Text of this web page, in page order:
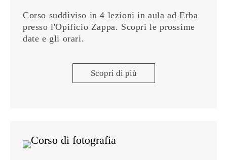
Corso suddiviso in 4 lezioni in aula ad Erba
presso l'Opificio Zappa. Scopri le prossime
date e gli orari.
Scopri di più